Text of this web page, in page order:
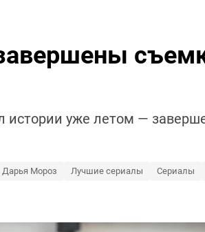
истории уже летом —
Дарья Мороз Лучшие сериалы Сериалы